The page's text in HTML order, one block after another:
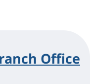
Office